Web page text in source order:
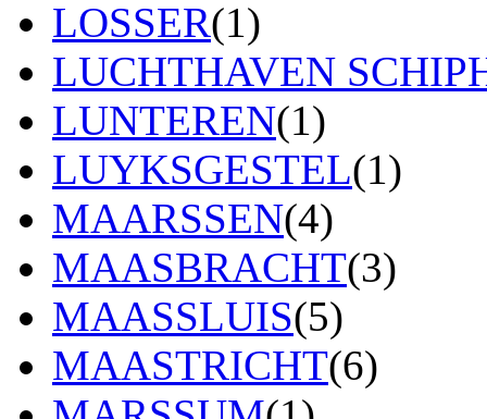
LOSSER(1)
LUCHTHAVEN
LUNTEREN(1)
LUYKSGESTEL(1)
MAARSSEN(4)
MAASBRACHT(3)
MAASSLUIS(5)
MAASTRICHT(6)